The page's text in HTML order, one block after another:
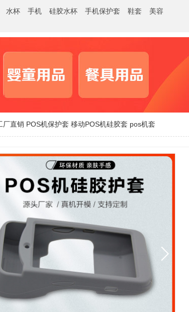
水杯 手机 硅胶水杯 手机保护套 鞋套 美容
厂直销 POS机保护套 移动POS机硅胶套 pos机套